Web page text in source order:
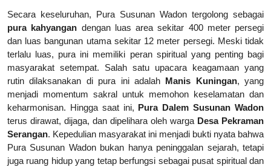
Secara keseluruhan, Pura Susunan Wadon tergolong sebagai
pura kahyangan dengan luas area sekitar 400 meter persegi
dan luas bangunan utama sekitar 12 meter persegi. Meski tidak
terlalu luas, pura ini memiliki peran spiritual yang penting bagi
masyarakat setempat. Salah satu upacara keagamaan yang
rutin dilaksanakan di pura ini adalah
Manis Kuningan, yang
menjadi momentum sakral untuk memohon keselamatan dan
keharmonisan. Hingga saat ini,
Pura Dalem Susunan Wadon
terus dirawat, dijaga, dan dipelihara oleh warga Desa Pekraman
Serangan. Kepedulian masyarakat ini menjadi bukti nyata bahwa
Pura Susunan Wadon bukan hanya peninggalan sejarah, tetapi
juga ruang hidup yang tetap berfungsi sebagai pusat spiritual dan